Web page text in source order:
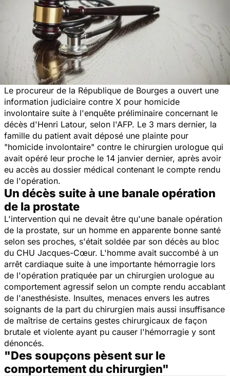
Le procureur de la République de Bourges a ouvert une
information judiciaire contre X pour homicide
involontaire suite à l'enquête préliminaire concernant le
décès d'Henri Latour, selon l'AFP. Le 3 mars dernier, la
famille du patient avait déposé une plainte pour
"homicide involontaire" contre le chirurgien urologue qui
avait opéré leur proche le 14 janvier dernier, après avoir
eu accès au dossier médical contenant le compte rendu
de l'opération.
Un décès suite à une banale opération
de la prostate
L'intervention qui ne devait être qu'une banale opération
de la prostate, sur un homme en apparente bonne santé
selon ses proches, s'était soldée par son décès au bloc
du CHU Jacques-Cœur. L'homme avait succombé à un
arrêt cardiaque suite à une importante hémorragie lors
de l'opération pratiquée par un chirurgien urologue au
comportement agressif selon un compte rendu accablant
de l'anesthésiste. Insultes, menaces envers les autres
soignants de la part du chirurgien mais aussi insuffisance
de maîtrise de certains gestes chirurgicaux de façon
brutale et violente ayant pu causer l'hémorragie y sont
dénoncés.
"Des soupçons pèsent sur le
comportement du chirurgien"